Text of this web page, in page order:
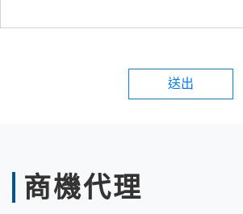
送出
商機代理